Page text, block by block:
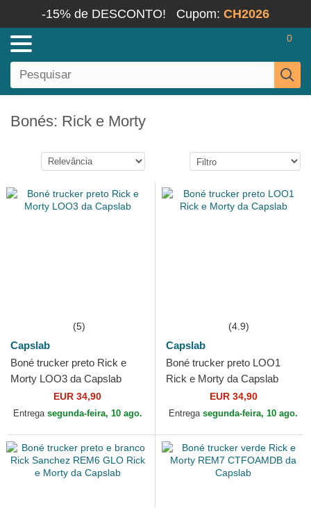
-15% de DESCONTO! Cupom: CH2026
0
Bonés: Rick e Morty
(5)
Capslab
Boné trucker preto Rick e
Morty LOO3 da Capslab
EUR 34,90
Entrega segunda-feira, 10 ago.
(4.9)
Capslab
Boné trucker preto LOO1
Rick e Morty da Capslab
EUR 34,90
Entrega segunda-feira, 10 ago.